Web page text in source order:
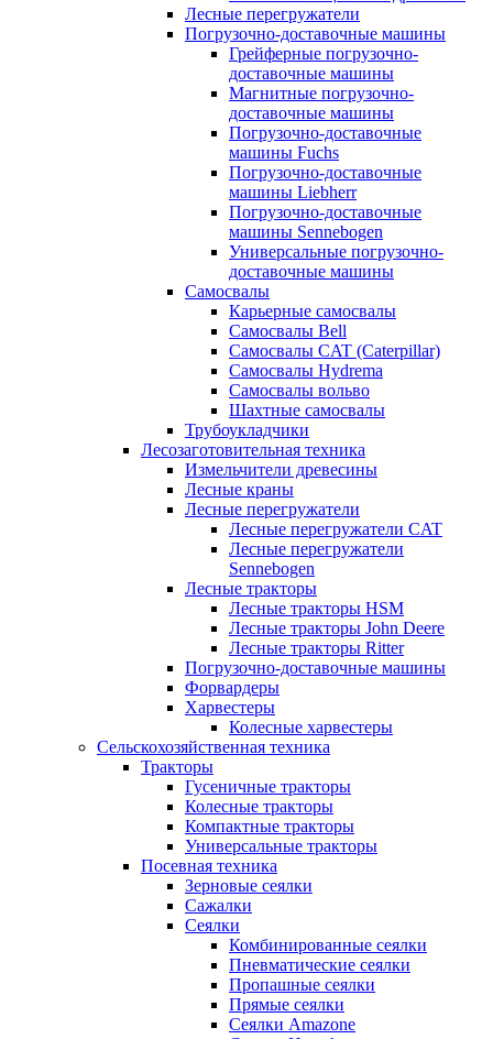
Лесные перегружатели
Погрузочно-доставочные машины
Грейферные погрузочно-
доставочные машины
Магнитные погрузочно-
доставочные машины
Погрузочно-доставочные
машины Fuchs
Погрузочно-доставочные
машины Liebherr
Погрузочно-доставочные
машины Sennebogen
Универсальные погрузочно-
доставочные машины
Самосвалы
Карьерные самосвалы
Самосвалы Bell
Самосвалы CAT (Caterpillar)
Самосвалы Hydrema
Самосвалы вольво
Шахтные самосвалы
Трубоукладчики
Лесозаготовительная техника
Измельчители древесины
Лесные краны
Лесные перегружатели
Лесные перегружатели CAT
Лесные перегружатели
Sennebogen
Лесные тракторы
Лесные тракторы HSM
Лесные тракторы John Deere
Лесные тракторы Ritter
Погрузочно-доставочные машины
Форвардеры
Харвестеры
Колесные харвестеры
Сельскохозяйственная техника
Тракторы
Гусеничные тракторы
Колесные тракторы
Компактные тракторы
Универсальные тракторы
Посевная техника
Зерновые сеялки
Сажалки
Сеялки
Комбинированные сеялки
Пневматические сеялки
Пропашные сеялки
Прямые сеялки
Сеялки Amazone